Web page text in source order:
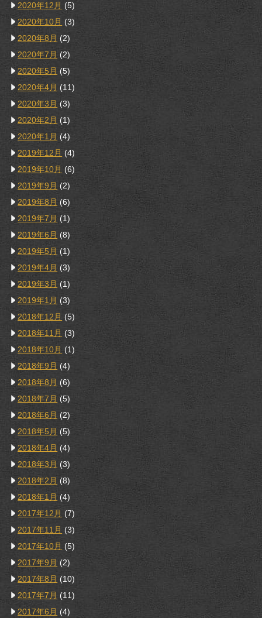
2020年12月 (5)
2020年10月 (3)
2020年8月 (2)
2020年7月 (2)
2020年5月 (5)
2020年4月 (11)
2020年3月 (3)
2020年2月 (1)
2020年1月 (4)
2019年12月 (4)
2019年10月 (6)
2019年9月 (2)
2019年8月 (6)
2019年7月 (1)
2019年6月 (8)
2019年5月 (1)
2019年4月 (3)
2019年3月 (1)
2019年1月 (3)
2018年12月 (5)
2018年11月 (3)
2018年10月 (1)
2018年9月 (4)
2018年8月 (6)
2018年7月 (5)
2018年6月 (2)
2018年5月 (5)
2018年4月 (4)
2018年3月 (3)
2018年2月 (8)
2018年1月 (4)
2017年12月 (7)
2017年11月 (3)
2017年10月 (5)
2017年9月 (2)
2017年8月 (10)
2017年7月 (11)
2017年6月 (4)